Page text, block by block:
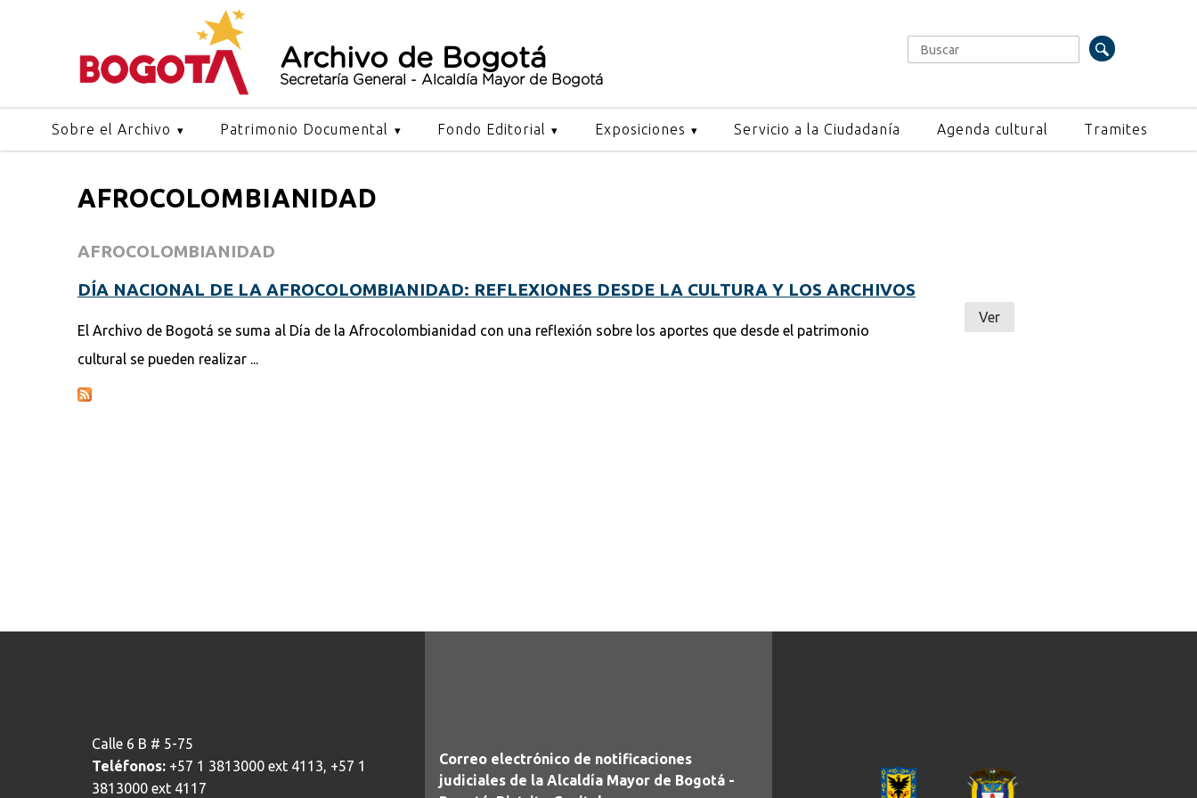
Archivo de Bogotá
Secretaría General - Alcaldía Mayor de Bogotá
Formulario de búsqueda
Buscar
Sobre el Archivo Patrimonio Documental Fondo Editorial Exposiciones Servicio a la Ciudadanía Agenda cultural Tramites
AFROCOLOMBIANIDAD
AFROCOLOMBIANIDAD
DÍA NACIONAL DE LA AFROCOLOMBIANIDAD: REFLEXIONES DESDE LA CULTURA Y LOS ARCHIVOS
El Archivo de Bogotá se suma al Día de la Afrocolombianidad con una reflexión sobre los aportes que desde el patrimonio
cultural se pueden realizar ...
Ver
Calle 6 B # 5-75
Teléfonos: +57 1 3813000 ext 4113, +57 1
3813000 ext 4117
Correo electrónico de notificaciones
judiciales de la Alcaldía Mayor de Bogotá -